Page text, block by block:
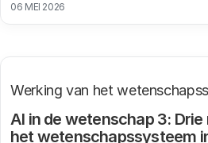
06 MEI 2026
AI in de wetenschap 3:
het wetenschapssysteem
Werking van het